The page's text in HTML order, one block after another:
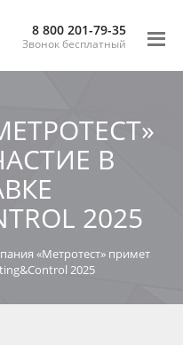
8 800 201-79-35
Звонок бесплатный
В
2025
«Метротест» примет
2025